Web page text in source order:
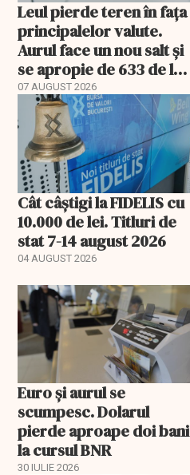
Leul pierde teren în fața
principalelor valute.
Aurul face un nou salt și
se apropie de 633 de lei
gramul
07 AUGUST 2026
Cât câștigi la FIDELIS cu
10.000 de lei. Titluri de
stat 7-14 august 2026
04 AUGUST 2026
Euro și aurul se
scumpesc. Dolarul
pierde aproape doi bani
la cursul BNR
30 IULIE 2026